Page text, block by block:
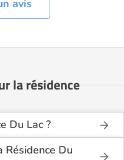
avis
la résidence
Du Lac ?
résidence seniors de
autonomie .
Du